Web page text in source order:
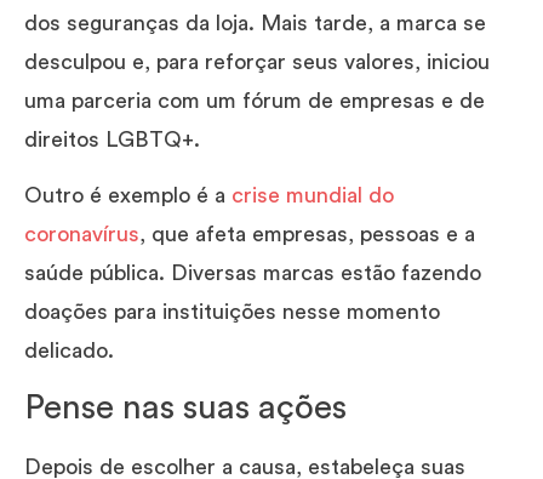
dos seguranças da loja. Mais tarde, a marca se
desculpou e, para reforçar seus valores, iniciou
uma parceria com um fórum de empresas e de
direitos LGBTQ+.
Outro é exemplo é a crise mundial do
coronavírus, que afeta empresas, pessoas e a
saúde pública. Diversas marcas estão fazendo
doações para instituições nesse momento
delicado.
Pense nas suas ações
Depois de escolher a causa, estabeleça suas